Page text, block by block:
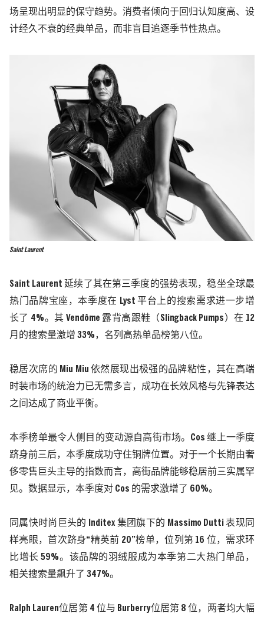
场呈现出明显的保守趋势。消费者倾向于回归认知度高、设
计经久不衰的经典单品，而非盲目追逐季节性热点。
Saint Laurent
Saint Laurent 延续了其在第三季度的强势表现，稳坐全球最
热门品牌宝座，本季度在 Lyst平台上的搜索需求进一步增
长了 4%。其 Vendôme 露背高跟鞋（ Slingback Pumps ）在 12
月的搜索量激增 33%，名列高热单品榜第八位。
稳居次席的 Miu Miu 依然展现出极强的品牌粘性 ， 其在高端
时装市场的统治力已无需多言，成功在长效风格与先锋表达
之间达成了商业平衡。
本季榜单最令人侧目的变动源自高街市场。 Cos继上一季度
跻身前三后，本季度成功守住铜牌位置。对于一个长期由奢
侈零售巨头主导的指数而言，高街品牌能够稳居前三实属罕
见。数据显示，本季度对 Cos 的需求激增了 60%。
同属快时尚巨头的 Inditex 集团旗下的 Massimo Dutti表现同
样亮眼，首次跻身“精英前 20”榜单，位列第 16 位，需求环
比增长59%。该品牌的羽绒服成为本季第二大热门单品，
相关搜索量飙升了 347%。
Ralph Lauren位居 第 4 位与 Burberry位居第 8位 ， 两者均大幅